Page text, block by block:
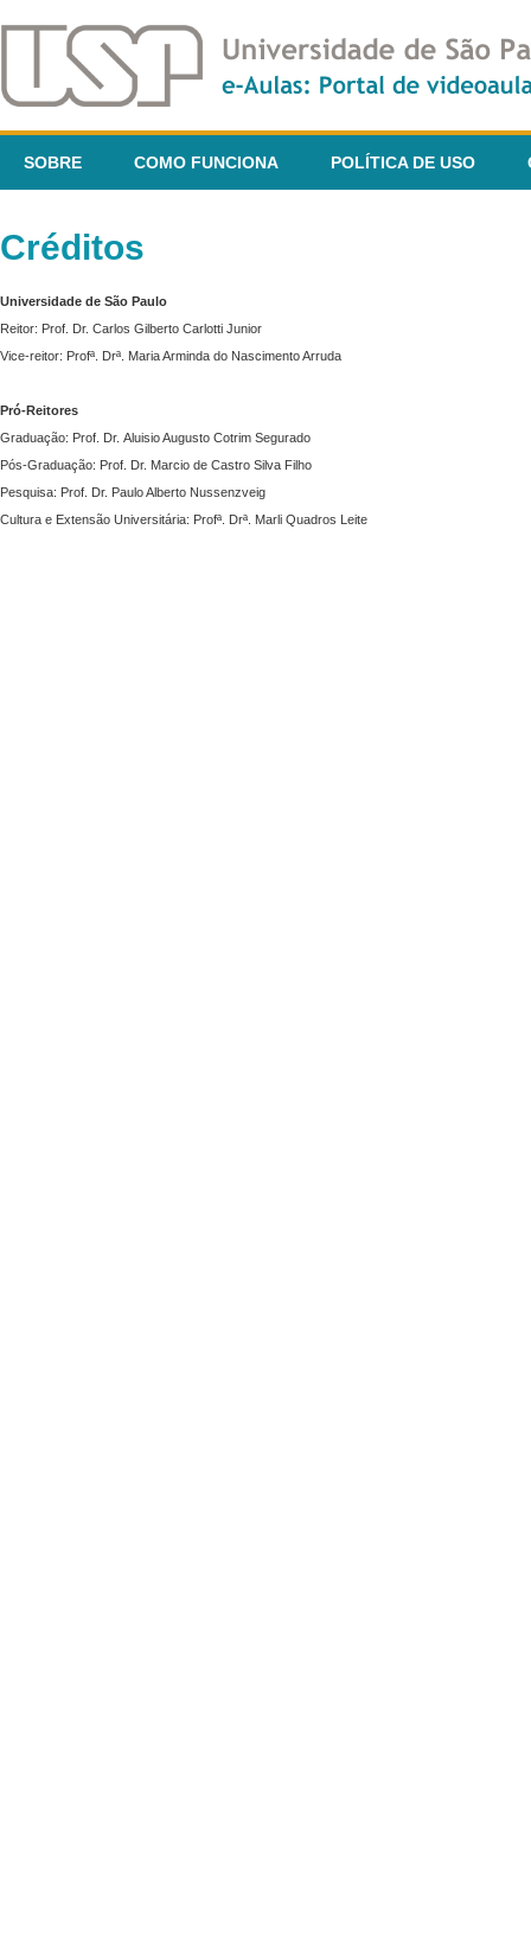
SOBRE COMO FUNCIONA POLÍTICA DE USO
Créditos
Universidade de São Paulo
Reitor: Prof. Dr. Carlos Gilberto Carlotti Junior
Vice-reitor: Profª. Drª. Maria Arminda do Nascimento Arruda
Pró-Reitores
Graduação: Prof. Dr. Aluisio Augusto Cotrim Segurado
Pós-Graduação: Prof. Dr. Marcio de Castro Silva Filho
Pesquisa: Prof. Dr. Paulo Alberto Nussenzveig
Cultura e Extensão Universitária: Profª. Drª. Marli Quadros Leite